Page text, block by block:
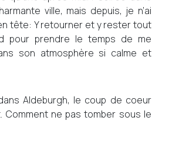
ville, mais depuis, je n’ai
tête: Y retourner et y rester tout
pour prendre le temps de me
son atmosphère si calme et
Aldeburgh, le coup de coeur
Comment ne pas tomber sous le